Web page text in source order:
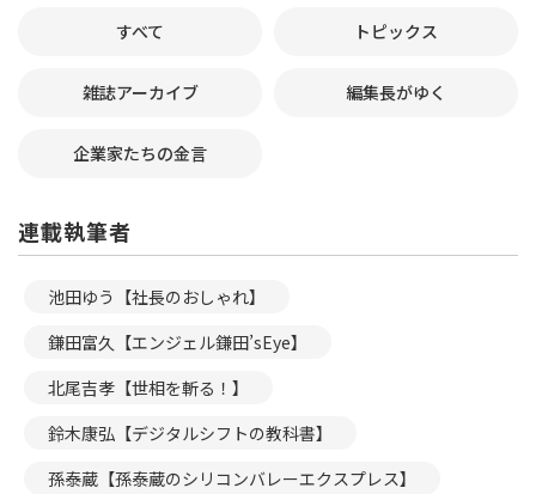
すべて トピックス
雑誌アーカイブ 編集長がゆく
企業家たちの金言
連載執筆者
池田ゆう【社長のおしゃれ】
鎌田富久【エンジェル鎌田’sEye】
北尾吉孝【世相を斬る！】
鈴木康弘【デジタルシフトの教科書】
孫泰蔵【孫泰蔵のシリコンバレーエクスプレス】